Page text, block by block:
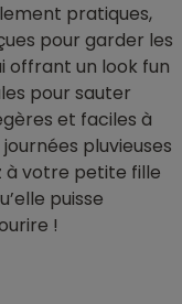
pratiques,
pour garder les
offrant un look fun
pour sauter
et faciles à
pluvieuses
à votre petite fille
puisse
!